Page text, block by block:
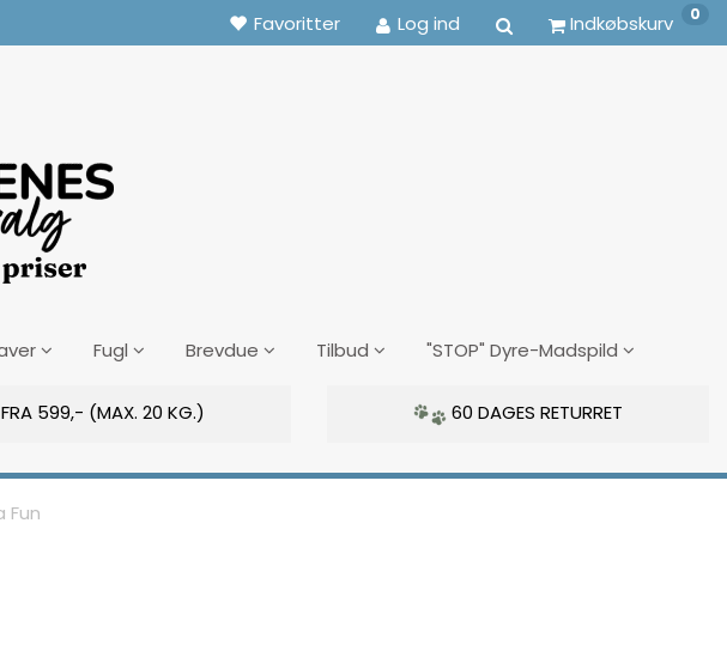
Favoritter Log ind Indkøbskurv 0
Fugl Brevdue Tilbud "STOP" Dyre-Madspild
FRA 599,- (MAX. 20 KG.) 60 DAGES RETURRET
Fun